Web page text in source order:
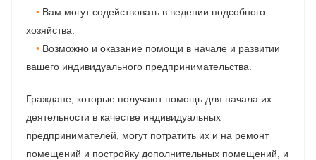
Вам могут содействовать в ведении подсобного
хозяйства.
Возможно и оказание помощи в начале и развитии
вашего индивидуального предпринимательства.
Граждане, которые получают помощь для начала их
деятельности в качестве индивидуальных
предпринимателей, могут потратить их и на ремонт
помещений и постройку дополнительных помещений, и